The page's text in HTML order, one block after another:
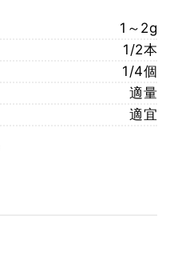
1～2g
1/2本
1/4個
適量
適宜